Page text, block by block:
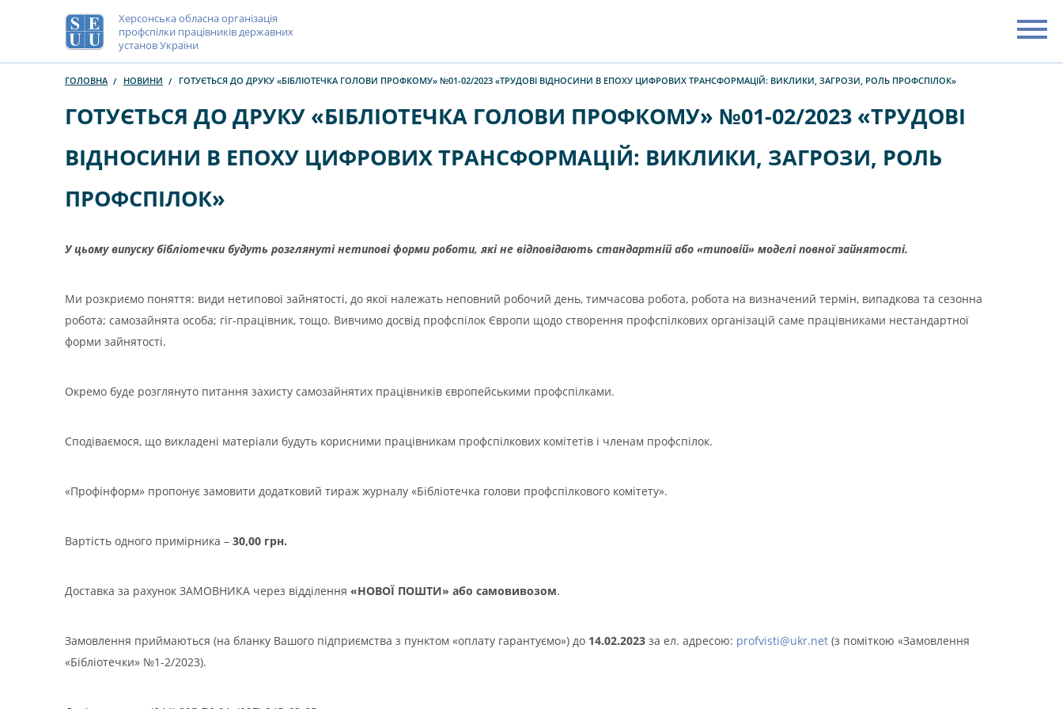
Херсонська обласна організація
профспілки працівників державних
установ України
ГОЛОВНА НОВИНИ ГОТУЄТЬСЯ ДО ДРУКУ «БІБЛІОТЕЧКА ГОЛОВИ ПРОФКОМУ» №01-02/2023 «ТРУДОВІ ВІДНОСИНИ В ЕПОХУ ЦИФРОВИХ ТРАНСФОРМАЦІЙ: ВИКЛИКИ, ЗАГРОЗИ, РОЛЬ ПРОФСПІЛОК»
ГОТУЄТЬСЯ ДО ДРУКУ «БІБЛІОТЕЧКА ГОЛОВИ ПРОФКОМУ» №01-02/2023 «ТРУДОВІ
ВІДНОСИНИ В ЕПОХУ ЦИФРОВИХ ТРАНСФОРМАЦІЙ: ВИКЛИКИ, ЗАГРОЗИ, РОЛЬ
ПРОФСПІЛОК»
У цьому випуску бібліотечки будуть розглянуті нетипові форми роботи, які не відповідають стандартній або «типовій» моделі повної зайнятості.
Ми розкриємо поняття: види нетипової зайнятості, до якої належать неповний робочий день, тимчасова робота, робота на визначений термін, випадкова та сезонна
робота; самозайнята особа; гіг-працівник, тощо. Вивчимо досвід профспілок Європи щодо створення профспілкових організацій саме працівниками нестандартної
форми зайнятості.
Окремо буде розглянуто питання захисту самозайнятих працівників європейськими профспілками.
Сподіваємося, що викладені матеріали будуть корисними працівникам профспілкових комітетів і членам профспілок.
«Профінформ» пропонує замовити додатковий тираж журналу «Бібліотечка голови профспілкового комітету».
Вартість одного примірника – 30,00 грн.
Доставка за рахунок ЗАМОВНИКА через відділення «НОВОЇ ПОШТИ» або самовивозом.
Замовлення приймаються (на бланку Вашого підприємства з пунктом «оплату гарантуємо») до 14.02.2023 за ел. адресою: profvisti@ukr.net (з поміткою «Замовлення
«Бібліотечки» №1-2/2023).